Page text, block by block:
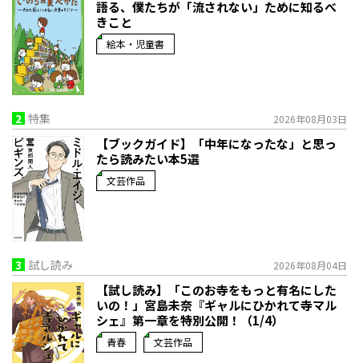
語る、僕たちが「流されない」ために知るべ
きこと
絵本・児童書
2 特集 2026年08月03日
【ブックガイド】「中年になったな」と思っ
たら読みたい本5選
文芸作品
3 試し読み 2026年08月04日
【試し読み】「このお寺をもっと有名にした
いの！」宮島未奈『ギャルにひかれて寺マル
シェ』第一章を特別公開！（1/4）
青春 文芸作品